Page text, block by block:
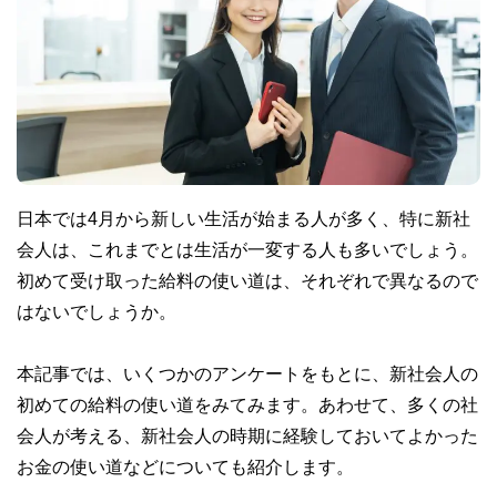
日本では4月から新しい生活が始まる人が多く、特に新社
会人は、これまでとは生活が一変する人も多いでしょう。
初めて受け取った給料の使い道は、それぞれで異なるので
はないでしょうか。
本記事では、いくつかのアンケートをもとに、新社会人の
初めての給料の使い道をみてみます。あわせて、多くの社
会人が考える、新社会人の時期に経験しておいてよかった
お金の使い道などについても紹介します。